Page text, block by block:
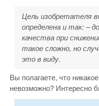
Цель изобретателя
определена и так: –
качества при
такое сложно, но
это в виду.
Вы полагаете, что
невозможно? Интересно